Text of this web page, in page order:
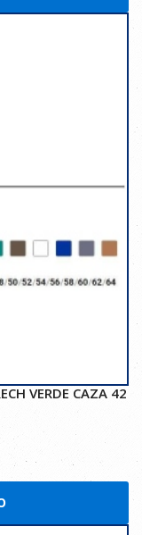
VERDE CAZA 42